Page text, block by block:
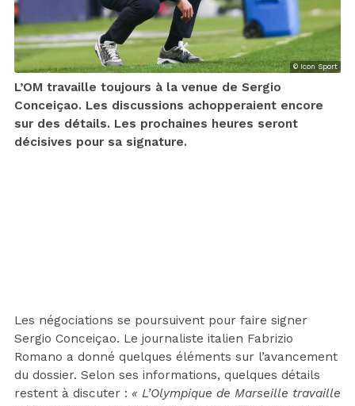
© Icon Sport
L’OM travaille toujours à la venue de Sergio
Conceiçao. Les discussions achopperaient encore
sur des détails. Les prochaines heures seront
décisives pour sa signature.
Les négociations se poursuivent pour faire signer
Sergio Conceiçao. Le journaliste italien Fabrizio
Romano a donné quelques éléments sur l’avancement
du dossier. Selon ses informations, quelques détails
restent à discuter : « L’Olympique de Marseille travaille